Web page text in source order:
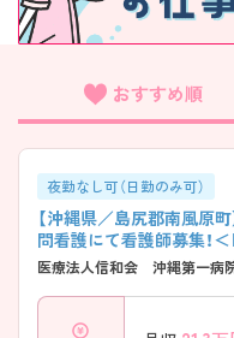
フリーワード検索
おすすめ順
夜勤なし可（日勤のみ可）
【沖縄県／島尻郡南風原
問看護にて看護師募集！
医療法人信和会 沖縄第一病